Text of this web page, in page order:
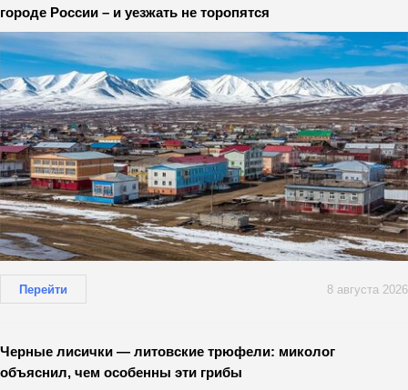
городе России – и уезжать не торопятся
Перейти 8 августа 2026
Черные лисички — литовские трюфели: миколог
объяснил, чем особенны эти грибы